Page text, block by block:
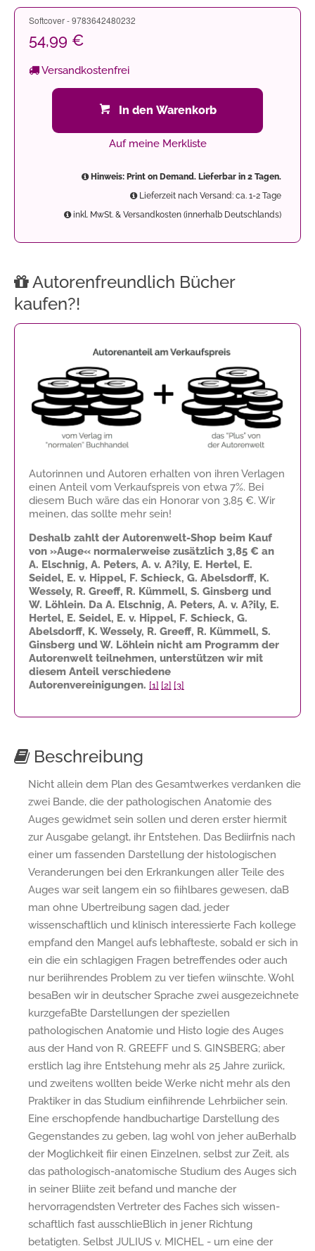
Softcover - 9783642480232
54,99 €
Versandkostenfrei
In den Warenkorb
Auf meine Merkliste
Hinweis: Print on Demand. Lieferbar in 2 Tagen.
Lieferzeit nach Versand: ca. 1-2 Tage
inkl. MwSt. & Versandkosten (innerhalb Deutschlands)
Autorenfreundlich Bücher
kaufen?!
Autorinnen und Autoren erhalten von ihren Verlagen
einen Anteil vom Verkaufspreis von etwa 7%. Bei
diesem Buch wäre das ein Honorar von 3,85 €. Wir
meinen, das sollte mehr sein!
Deshalb zahlt der Autorenwelt-Shop beim Kauf
von »Auge« normalerweise zusätzlich 3,85 € an
A. Elschnig, A. Peters, A. v. A?ily, E. Hertel, E.
Seidel, E. v. Hippel, F. Schieck, G. Abelsdorff, K.
Wessely, R. Greeff, R. Kümmell, S. Ginsberg und
W. Löhlein. Da A. Elschnig, A. Peters, A. v. A?ily, E.
Hertel, E. Seidel, E. v. Hippel, F. Schieck, G.
Abelsdorff, K. Wessely, R. Greeff, R. Kümmell, S.
Ginsberg und W. Löhlein nicht am Programm der
Autorenwelt teilnehmen, unterstützen wir mit
diesem Anteil verschiedene
Autorenvereinigungen. [1] [2] [3]
Beschreibung
Nicht allein dem Plan des Gesamtwerkes verdanken die
zwei Bande, die der pathologischen Anatomie des
Auges gewidmet sein sollen und deren erster hiermit
zur Ausgabe gelangt, ihr Entstehen. Das Bediirfnis nach
einer um­ fassenden Darstellung der histologischen
Veranderungen bei den Erkrankungen aller Teile des
Auges war seit langem ein so fiihlbares gewesen, daB
man ohne Ubertreibung sagen dad, jeder
wissenschaftlich und klinisch interessierte Fach­ kollege
empfand den Mangel aufs lebhafteste, sobald er sich in
ein die ein­ schlagigen Fragen betreffendes oder auch
nur beriihrendes Problem zu ver­ tiefen wiinschte. Wohl
besaBen wir in deutscher Sprache zwei ausgezeichnete
kurzgefaBte Darstellungen der speziellen
pathologischen Anatomie und Histo­ logie des Auges
aus der Hand von R. GREEFF und S. GINSBERG; aber
erstlich lag ihre Entstehung mehr als 25 Jahre zuriick,
und zweitens wollten beide Werke nicht mehr als den
Praktiker in das Studium einfiihrende Lehrbiicher sein.
Eine erschopfende handbuchartige Darstellung des
Gegenstandes zu geben, lag wohl von jeher auBerhalb
der Moglichkeit fiir einen Einzelnen, selbst zur Zeit, als
das pathologisch-anatomische Studium des Auges sich
in seiner Bliite­ zeit befand und manche der
hervorragendsten Vertreter des Faches sich wissen­
schaftlich fast ausschlieBlich in jener Richtung
betatigten. Selbst JULIUS v. MICHEL - urn eine der